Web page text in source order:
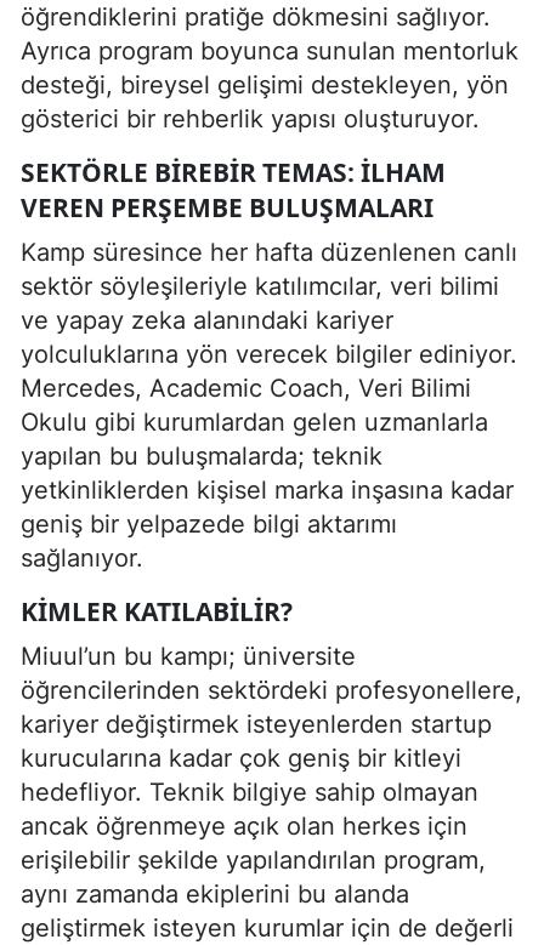
öğrendiklerini pratiğe dökmesini sağlıyor.
Ayrıca program boyunca sunulan mentorluk
desteği, bireysel gelişimi destekleyen, yön
gösterici bir rehberlik yapısı oluşturuyor.
SEKTÖRLE BIREBIR TEMAS: İLHAM
VEREN PERŞEMBE BULUŞMALARI
Kamp süresince her hafta düzenlenen canlı
sektör söyleşileriyle katılımcılar, veri bilimi
ve yapay zeka alanındaki kariyer
yolculuklarına yön verecek bilgiler ediniyor.
Mercedes, Academic Coach, Veri Bilimi
Okulu gibi kurumlardan gelen uzmanlarla
yapılan bu buluşmalarda; teknik
yetkinliklerden kişisel marka inşasına kadar
geniş bir yelpazede bilgi aktarımı
sağlanıyor.
KIMLER KATILABILIR?
Miuul’un bu kampı; üniversite
öğrencilerinden sektördeki profesyonellere,
kariyer değiştirmek isteyenlerden startup
kurucularına kadar çok geniş bir kitleyi
hedefliyor. Teknik bilgiye sahip olmayan
ancak öğrenmeye açık olan herkes için
erişilebilir şekilde yapılandırılan program,
aynı zamanda ekiplerini bu alanda
geliştirmek isteyen kurumlar için de değerli